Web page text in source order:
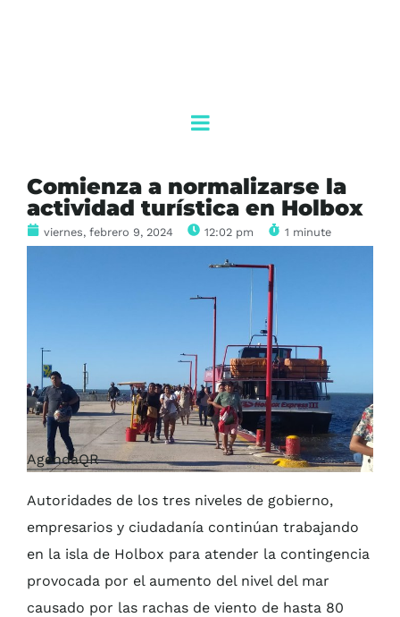
Comienza a normalizarse la
actividad turística en Holbox
viernes, febrero 9, 2024 12:02 pm 1 minute
AgendaQR
Autoridades de los tres niveles de gobierno,
empresarios y ciudadanía continúan trabajando
en la isla de Holbox para atender la contingencia
provocada por el aumento del nivel del mar
causado por las rachas de viento de hasta 80